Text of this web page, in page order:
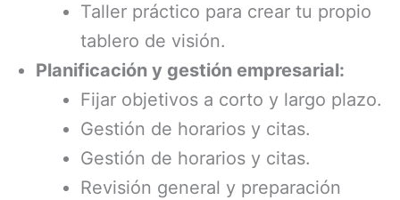
Taller práctico para crear tu propio
tablero de visión.
Planificación y gestión empresarial:
Fijar objetivos a corto y largo plazo.
Gestión de horarios y citas.
Gestión de horarios y citas.
Revisión general y preparación